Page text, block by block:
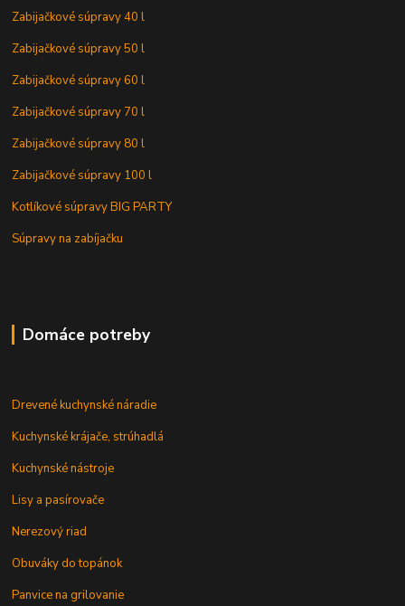
Zabijačkové súpravy 40 l
Zabijačkové súpravy 50 l
Zabijačkové súpravy 60 l
Zabijačkové súpravy 70 l
Zabijačkové súpravy 80 l
Zabijačkové súpravy 100 l
Kotlíkové súpravy BIG PARTY
Súpravy na zabíjačku
Domáce potreby
Drevené kuchynské náradie
Kuchynské krájače, strúhadlá
Kuchynské nástroje
Lisy a pasírovače
Nerezový riad
Obuváky do topánok
Panvice na grilovanie